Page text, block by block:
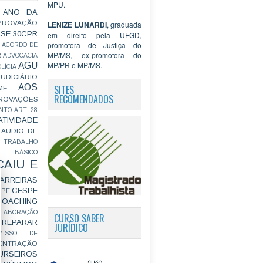
DA
30CPR
ACORDO DE
ADVOCACIA
AGU
AOS
ART. 28
AUDIO DE
BÁSICO
E
CESPE
DE
MPU.
LENIZE LUNARDI, graduada
em direito pela UFGD,
promotora de Justiça do
MP/MS, ex-promotora do
MP/PR e MP/MS.
SITES
RECOMENDADOS
CURSO SABER
JURÍDICO